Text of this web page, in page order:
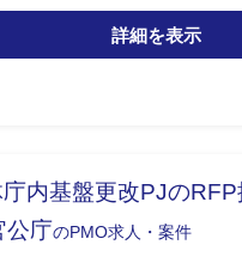
・授業日：月曜(9:40
15:30)、水曜(9:40～
・その他、授業に使
基礎レベルを教え、学
たり覚えてもらうこと
詳細を表示
庁内基盤更改PJの
公庁のPMO求人・案件